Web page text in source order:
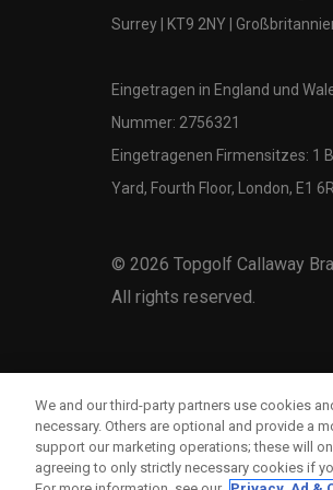
Surrey | KT9 2NY |
Eingetragen in England und
Nummer: 2756321
Eingetragenen Firmensitzes: 1
Yard, Fourth Floor, London, E1
© 2026 Topgolf Callaway
All rights reserved.
We and our third-party partners use cookies
necessary. Others are optional and provide a
support our marketing operations; these will
agreeing to only strictly necessary cookies if